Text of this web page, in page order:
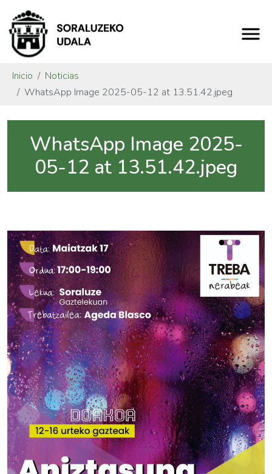
Inicio
Noticias
WhatsApp Image 2025-05-12 at 13.51.42.jpeg
WhatsApp Image 2025-
05-12 at 13.51.42.jpeg